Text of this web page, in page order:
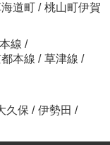
道町 / 桃山町伊賀
線 /
本線 / 草津線 /
久保 / 伊勢田 /